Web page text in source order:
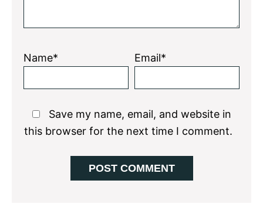
Name* Email*
Save my name, email, and website in
this browser for the next time I comment.